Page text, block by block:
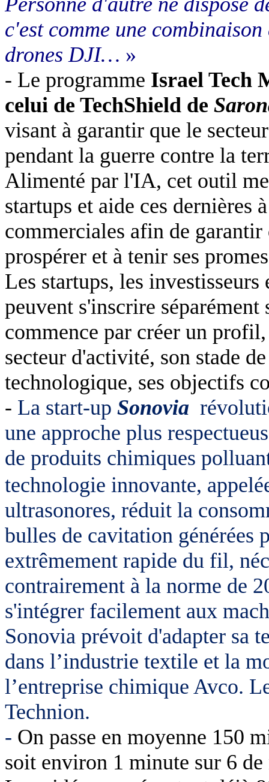
c'est comme une
drones DJI… »
- Le programme Israel Tech
celui de TechShield de
visant à garantir que le
pendant la guerre contre la
Alimenté par l'IA, cet outil
startups et aide ces dernières
commerciales afin de
prospérer et à tenir ses
Les startups, les
peuvent s'inscrire
commence par créer un
secteur d'activité, son stade
technologique, ses objectifs
- La start-up Sonovia
une approche plus
de produits chimiques
technologie innovante,
ultrasonores, réduit la
bulles de cavitation générées
extrêmement rapide du fil,
contrairement à la norme de
s'intégrer facilement aux
Sonovia prévoit d'adapter sa
dans l’industrie textile et la
l’entreprise chimique Avco.
Technion.
- On passe en moyenne 150
soit environ 1 minute sur 6